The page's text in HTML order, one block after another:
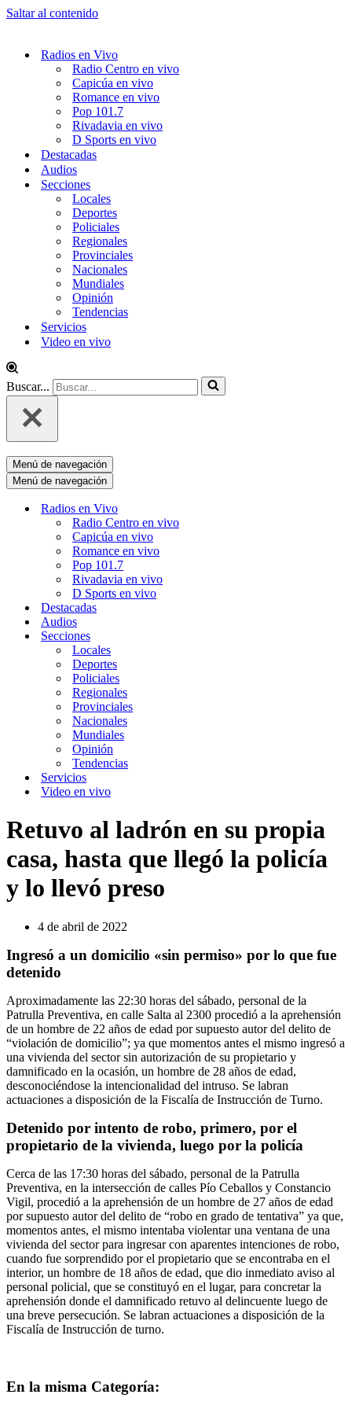
Saltar al contenido
Radios en Vivo
Radio Centro en vivo
Capicúa en vivo
Romance en vivo
Pop 101.7
Rivadavia en vivo
D Sports en vivo
Destacadas
Audios
Secciones
Locales
Deportes
Policiales
Regionales
Provinciales
Nacionales
Mundiales
Opinión
Tendencias
Servicios
Video en vivo
Buscar...
Menú de navegación
Menú de navegación
Radios en Vivo
Radio Centro en vivo
Capicúa en vivo
Romance en vivo
Pop 101.7
Rivadavia en vivo
D Sports en vivo
Destacadas
Audios
Secciones
Locales
Deportes
Policiales
Regionales
Provinciales
Nacionales
Mundiales
Opinión
Tendencias
Servicios
Video en vivo
Retuvo al ladrón en su propia
casa, hasta que llegó la policía
y lo llevó preso
4 de abril de 2022
Ingresó a un domicilio «sin permiso» por lo que fue
detenido
Aproximadamente las 22:30 horas del sábado, personal de la
Patrulla Preventiva, en calle Salta al 2300 procedió a la aprehensión
de un hombre de 22 años de edad por supuesto autor del delito de
“violación de domicilio”; ya que momentos antes el mismo ingresó a
una vivienda del sector sin autorización de su propietario y
damnificado en la ocasión, un hombre de 28 años de edad,
desconociéndose la intencionalidad del intruso. Se labran
actuaciones a disposición de la Fiscalía de Instrucción de Turno.
Detenido por intento de robo, primero, por el
propietario de la vivienda, luego por la policía
Cerca de las 17:30 horas del sábado, personal de la Patrulla
Preventiva, en la intersección de calles Pío Ceballos y Constancio
Vigil, procedió a la aprehensión de un hombre de 27 años de edad
por supuesto autor del delito de “robo en grado de tentativa” ya que,
momentos antes, el mismo intentaba violentar una ventana de una
vivienda del sector para ingresar con aparentes intenciones de robo,
cuando fue sorprendido por el propietario que se encontraba en el
interior, un hombre de 18 años de edad, que dio inmediato aviso al
personal policial, que se constituyó en el lugar, para concretar la
aprehensión donde el damnificado retuvo al delincuente luego de
una breve persecución. Se labran actuaciones a disposición de la
Fiscalía de Instrucción de turno.
En la misma Categoría: